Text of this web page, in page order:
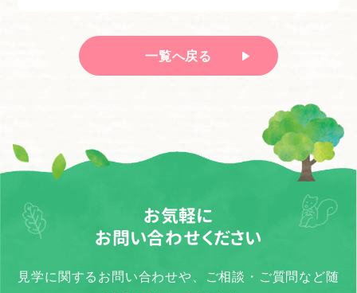
一覧へ戻る
お気軽に
お問い合わせください
見学に関するお問い合わせや、ご相談・ご質問など随